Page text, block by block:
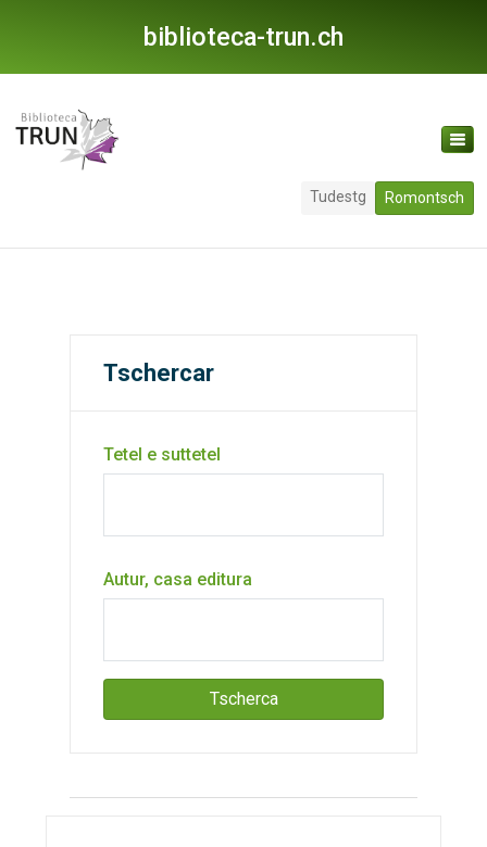
biblioteca-trun.ch
Tudestg Romontsch
Tschercar
Tetel e suttetel
Autur, casa editura
Tscherca